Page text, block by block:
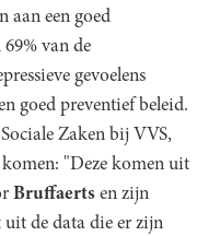
aan een goed
van de
gevoelens
goed preventief beleid.
Zaken bij VVS,
komen: "Deze komen uit
Bruffaerts en zijn
de data die er zijn